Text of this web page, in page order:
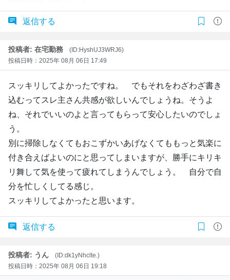
返信する
投稿者: 在宅勤務
(ID:HyshUJ3WRJ6)
投稿日時：2025年 08月 06日 17:49
スッキリしてよかったですね。 でもそれをわざわざ書き
込むってスレ主さん共感が欲しいんでしょうね。そうよ
ね、それでいいのよと言ってもらって安心したいのでしょ
う。
別に掃除しなくてもおこずかいあげなくてももっと気楽に
付き合えばよいのにと思ってしまいますが、勝手にキリキ
リ舞して気を使って疲れてしまうんでしょう。 自分で自
分を忙しくしてる感じ。
スッキリしてよかったと思います。
返信する
投稿者: うん
(ID:dk1yNhclte.)
投稿日時：2025年 08月 06日 19:18